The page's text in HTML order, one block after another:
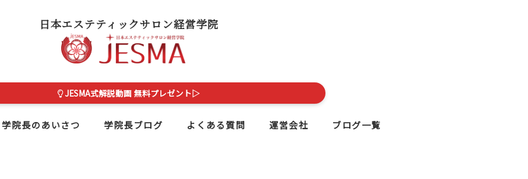
日本エステティックサロン経営学院
JESMA式解説動画 無料プレゼント▷
学院長のあいさつ 学院長ブログ よくある質問 運営会社 ブログ一覧